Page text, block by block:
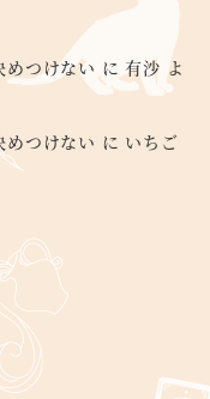
めつけない に有沙 よ
めつけない に いちご